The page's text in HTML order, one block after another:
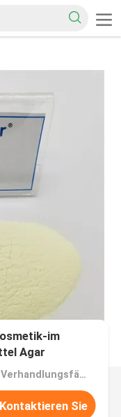
im
Agar
Preis：Verhandlungsfähig
Kontaktieren Sie